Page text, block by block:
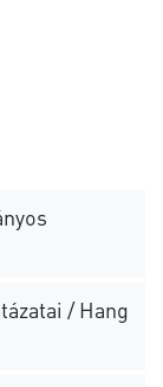
/ Hang